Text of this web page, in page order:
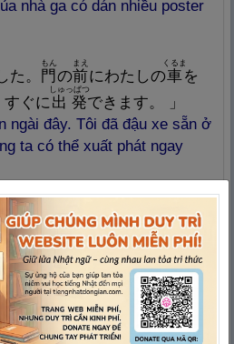
sát. Cầm, đợ. Tên phụ trò.
nhà ga có dán nhiều poster
た。 門
もん
の前
Nghĩa: Trước, trước đây, trước
まえ
にわたしの車
くるま
を
ぐに 出 発
Nghĩa: Bắt đầu, xuất phát, phát
しゅっぱつ
できます。
」
đây. Tôi đã đậu xe sẵn ở
ta có thể xuất phát ngay
Cảm ơn anh!
よね。準備
Nghĩa: Sửa soạn, sắp sẵn,
chuẩn bị
じゅんび
はもうしてあり
lịch rồi nhỉ. Anh đã chuẩn bị